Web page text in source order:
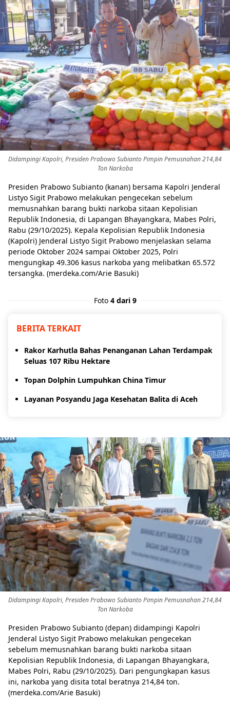
Didampingi Kapolri, Presiden Prabowo Subianto Pimpin Pemusnahan 214,84
Ton Narkoba
Presiden Prabowo Subianto (kanan) bersama Kapolri Jenderal
Listyo Sigit Prabowo melakukan pengecekan sebelum
memusnahkan barang bukti narkoba sitaan Kepolisian
Republik Indonesia, di Lapangan Bhayangkara, Mabes Polri,
Rabu (29/10/2025). Kepala Kepolisian Republik Indonesia
(Kapolri) Jenderal Listyo Sigit Prabowo menjelaskan selama
periode Oktober 2024 sampai Oktober 2025, Polri
mengungkap 49.306 kasus narkoba yang melibatkan 65.572
tersangka. (merdeka.com/Arie Basuki)
Foto 4 dari 9
BERITA TERKAIT
Rakor Karhutla Bahas Penanganan Lahan Terdampak
Seluas 107 Ribu Hektare
Topan Dolphin Lumpuhkan China Timur
Layanan Posyandu Jaga Kesehatan Balita di Aceh
Didampingi Kapolri, Presiden Prabowo Subianto Pimpin Pemusnahan 214,84
Ton Narkoba
Presiden Prabowo Subianto (depan) didampingi Kapolri
Jenderal Listyo Sigit Prabowo melakukan pengecekan
sebelum memusnahkan barang bukti narkoba sitaan
Kepolisian Republik Indonesia, di Lapangan Bhayangkara,
Mabes Polri, Rabu (29/10/2025). Dari pengungkapan kasus
ini, narkoba yang disita total beratnya 214,84 ton.
(merdeka.com/Arie Basuki)